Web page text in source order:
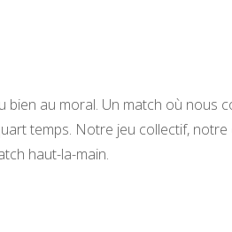
bien au moral. Un match où nous
temps. Notre jeu collectif,
haut-la-main.